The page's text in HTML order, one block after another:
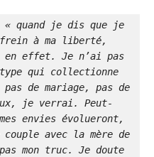
« quand je dis que je
frein à ma liberté,
effet. Je n’ai pas
qui collectionne
de mariage, pas de
je verrai. Peut-
envies évolueront,
avec la mère de
mon truc. Je doute